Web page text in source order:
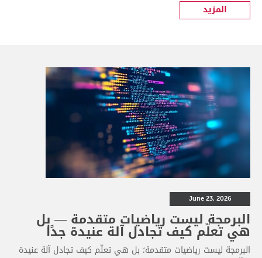
المزيد
June 23, 2026
البرمجة ليست رياضيات متقدمة — بل
هي تعلّم كيف تجادل آلة عنيدة جدًا
البرمجة ليست رياضيات متقدمة؛ بل هي تعلّم كيف تجادل آلة عنيدة